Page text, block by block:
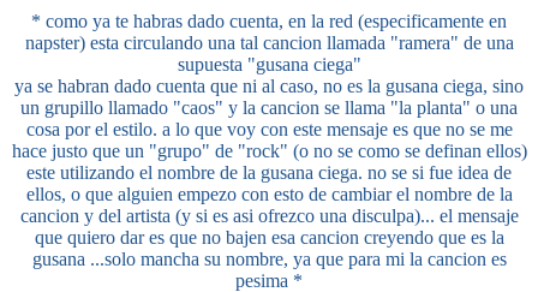
* como ya te habras dado cuenta, en la red (especificamente en
napster) esta circulando una tal cancion llamada "ramera" de una
supuesta "gusana ciega"
ya se habran dado cuenta que ni al caso, no es la gusana ciega, sino
un grupillo llamado "caos" y la cancion se llama "la planta" o una
cosa por el estilo. a lo que voy con este mensaje es que no se me
hace justo que un "grupo" de "rock" (o no se como se definan ellos)
este utilizando el nombre de la gusana ciega. no se si fue idea de
ellos, o que alguien empezo con esto de cambiar el nombre de la
cancion y del artista (y si es asi ofrezco una disculpa)... el mensaje
que quiero dar es que no bajen esa cancion creyendo que es la
gusana ...solo mancha su nombre, ya que para mi la cancion es
pesima *